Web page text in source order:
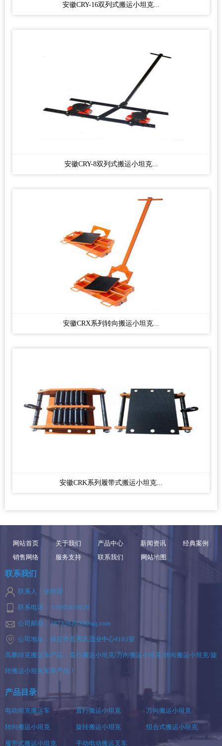
安徽CRY-16双列式搬运小坦克...
安徽CRY-8双列式搬运小坦克...
安徽CRX系列转向搬运小坦克...
安徽CRK系列履带式搬运小坦克...
网站首页 关于我们 产品中心 新闻资讯
经典案例
销售网络
服务支持 联系我们 网站地图
联系我们
联系人：张经理
联系电话： 15081810020
公司邮箱：2873282030@qq.com
公司地址：保定市竞秀区茂业中心4103室
高鹏坦克搬运车产品：直行搬运小坦克/万向搬运小坦克/转向搬运小坦克/旋
转搬运小坦克车等产品！
产品目录
电动坦克搬运车 直行搬运小坦克 万向搬运小坦克
转向搬运小坦克 旋转搬运小坦克 组合式搬运小坦克
履带式搬运小坦克 手动电动搬运叉车